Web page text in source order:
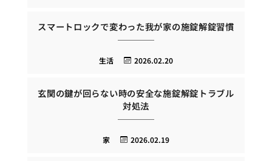
スマートロックで変わった我が家の施錠解錠習慣
2026.02.20
生活
玄関の鍵が回らない時の安全な施錠解錠トラブル
対処法
2026.02.19
家